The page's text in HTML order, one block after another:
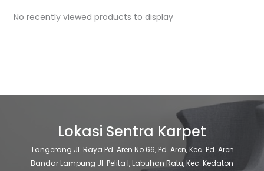
No recently viewed products to display
Lokasi Sentra Karpet
Tangerang Jl. Raya Pd. Aren No.66, Pd. Aren, Kec. Pd. Aren
Bandar Lampung Jl. Pelita I, Labuhan Ratu, Kec. Kedaton